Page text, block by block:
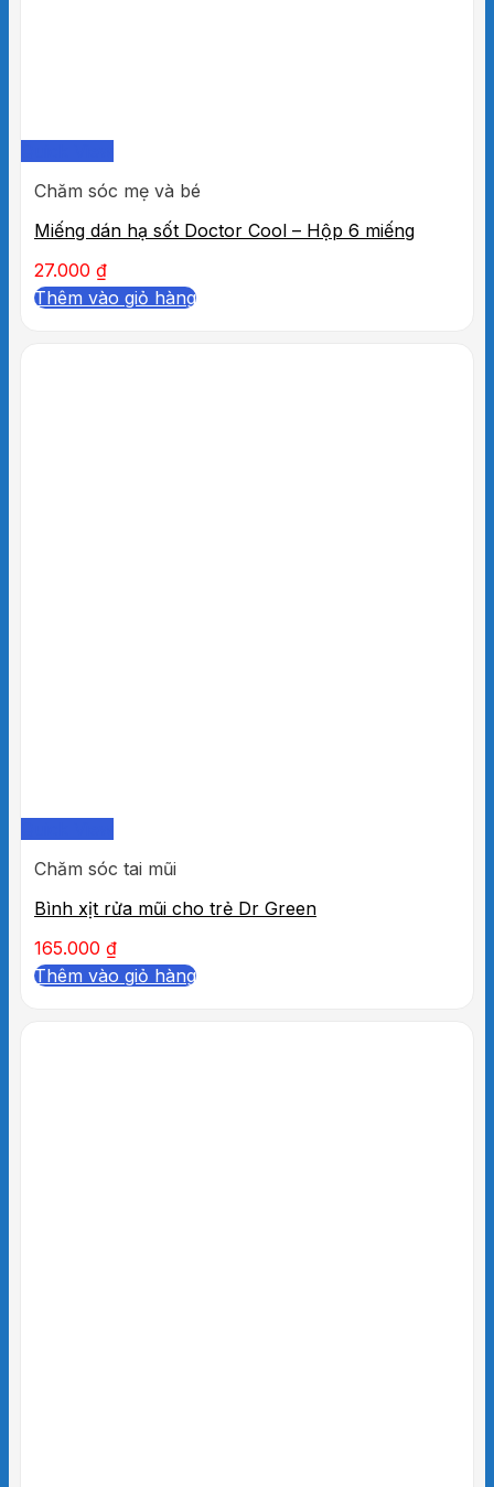
Chăm sóc mẹ và bé
Miếng dán hạ sốt Doctor Cool – Hộp 6 miếng
27.000 ₫
Thêm vào giỏ hàng
Chăm sóc tai mũi
Bình xịt rửa mũi cho trẻ Dr Green
165.000 ₫
Thêm vào giỏ hàng